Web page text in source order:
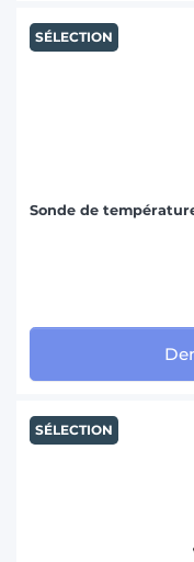
SÉLECTION
Sonde de
SÉLECTION